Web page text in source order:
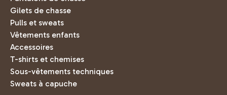
Gilets de chasse
Pulls et sweats
Vêtements enfants
Accessoires
T-shirts et chemises
Sous-vêtements techniques
Sweats à capuche